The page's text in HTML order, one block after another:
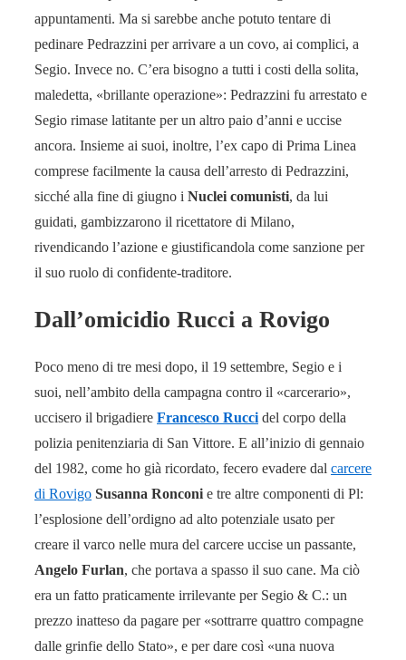
appuntamenti. Ma si sarebbe anche potuto tentare di
pedinare Pedrazzini per arrivare a un covo, ai complici, a
Segio. Invece no. C’era bisogno a tutti i costi della solita,
maledetta, «brillante operazione»: Pedrazzini fu arrestato e
Segio rimase latitante per un altro paio d’anni e uccise
ancora. Insieme ai suoi, inoltre, l’ex capo di Prima Linea
comprese facilmente la causa dell’arresto di Pedrazzini,
sicché alla fine di giugno i Nuclei comunisti, da lui
guidati, gambizzarono il ricettatore di Milano,
rivendicando l’azione e giustificandola come sanzione per
il suo ruolo di confidente-traditore.
Dall’omicidio Rucci a Rovigo
Poco meno di tre mesi dopo, il 19 settembre, Segio e i
suoi, nell’ambito della campagna contro il «carcerario»,
uccisero il brigadiere Francesco Rucci del corpo della
polizia penitenziaria di San Vittore. E all’inizio di gennaio
del 1982, come ho già ricordato, fecero evadere dal carcere
di Rovigo Susanna Ronconi e tre altre componenti di Pl:
l’esplosione dell’ordigno ad alto potenziale usato per
creare il varco nelle mura del carcere uccise un passante,
Angelo Furlan, che portava a spasso il suo cane. Ma ciò
era un fatto praticamente irrilevante per Segio & C.: un
prezzo inatteso da pagare per «sottrarre quattro compagne
dalle grinfie dello Stato», e per dare così «una nuova